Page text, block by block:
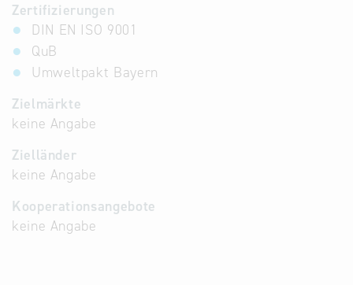
Zertifizierungen
DIN EN ISO 9001
QuB
Umweltpakt Bayern
Zielmärkte
keine Angabe
Zielländer
keine Angabe
Kooperationsangebote
keine Angabe